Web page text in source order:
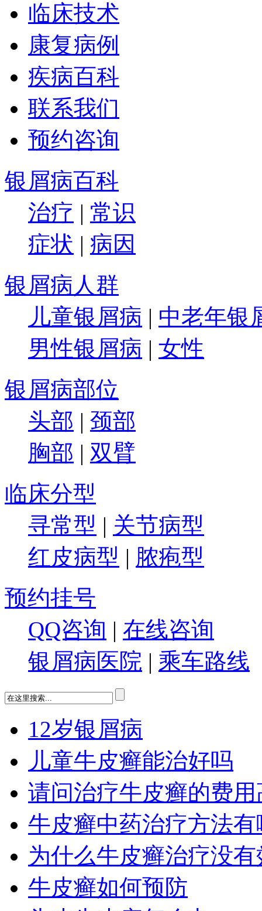
临床技术
康复病例
疾病百科
联系我们
预约咨询
银屑病百科
治疗 | 常识
症状 | 病因
银屑病人群
儿童银屑病 | 中老年银
男性银屑病 | 女性
银屑病部位
头部 | 颈部
胸部 | 双臂
临床分型
寻常型 | 关节病型
红皮病型 | 脓疱型
预约挂号
QQ咨询 | 在线咨询
银屑病医院 | 乘车路线
12岁银屑病
儿童牛皮癣能治好吗
请问治疗牛皮癣的费用
牛皮癣中药治疗方法有
为什么牛皮癣治疗没有
牛皮癣如何预防